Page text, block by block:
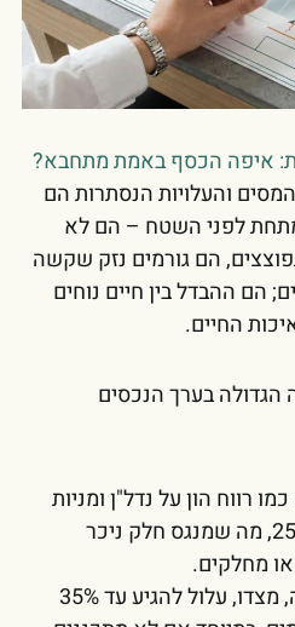
איפה הכסף באמת מתחבא?
והעלויות הנסתרות הם
לפני השטח – הם לא
הם גורמים נזק שקשה
ההבדל בין חיים נוחים
החיים.
הגדולה בערך הנכסים
רווח הון על נדל"ן ומניות
יכולים להגיע עד 25%, מה שמנגס חלק ניכר
מחלקים.
מס משיכה מפנסיה, מצדו, עלול להגיע עד 35%